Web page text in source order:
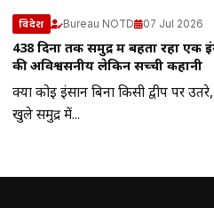
विदेश Bureau NOTD 07 Jul 2026
438 दिनों तक समुद्र में बहता रहा एक
की अविश्वसनीय लेकिन सच्ची कहानी
क्या कोई इंसान बिना किसी द्वीप पर
खुले समुद्र में...